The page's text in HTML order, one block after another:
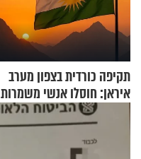
תקיפה כורדית בצפון מערב
איראן: חוסלו אנשי משמרות
המהפכה